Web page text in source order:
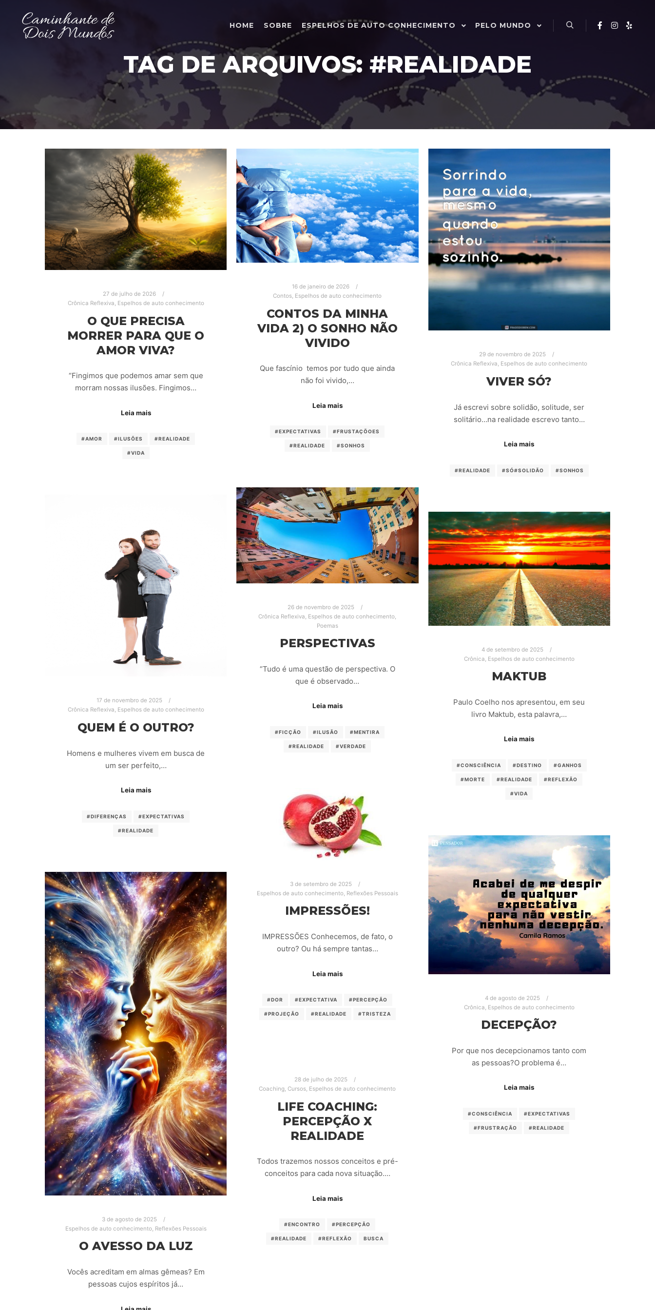
HOME SOBRE ESPELHOS DE AUTO CONHECIMENTO PELO MUNDO
TAG DE ARQUIVOS: #REALIDADE
27 de julho de 2026
Crônica Reflexiva, Espelhos de auto conhecimento
O QUE PRECISA
MORRER PARA QUE O
AMOR VIVA?
“Fingimos que podemos amar sem que
morram nossas ilusões. Fingimos…
Leia mais
#AMOR #ILUSÕES #REALIDADE
#VIDA
16 de janeiro de 2026
Contos, Espelhos de auto conhecimento
CONTOS DA MINHA
VIDA 2) O SONHO NÃO
VIVIDO
Que fascínio temos por tudo que ainda
não foi vivido,…
Leia mais
#EXPECTATIVAS #FRUSTAÇÕOES
#REALIDADE #SONHOS
29 de novembro de 2025
Crônica Reflexiva, Espelhos de auto conhecimento
VIVER SÓ?
Já escrevi sobre solidão, solitude, ser
solitário…na realidade escrevo tanto…
Leia mais
#REALIDADE #SÓ#SOLIDÃO #SONHOS
26 de novembro de 2025
Crônica Reflexiva Espelhos de auto conhecimento
Poemas
PERSPECTIVAS
“Tudo é uma questão de perspectiva. O
que é observado…
Leia mais
#FICÇÃO #ILUSÃO #MENTIRA
#REALIDADE #VERDADE
17 de novembro de 2025
Crônica Reflexiva, Espelhos de auto conhecimento
QUEM É O OUTRO?
Homens e mulheres vivem em busca de
um ser perfeito,…
Leia mais
#DIFERENÇAS #EXPECTATIVAS
#REALIDADE
4 de setembro de 2025
Crônica Espelhos de auto conhecimento
MAKTUB
Paulo Coelho nos apresentou, em seu
livro Maktub, esta palavra,…
Leia mais
#CONSCIÊNCIA #DESTINO #GANHOS
#MORTE #REALIDADE #REFLEXÃO
#VIDA
3 de setembro de 2025
Espelhos de auto conhecimento, Reflexões Pessoais
IMPRESSÕES!
IMPRESSÕES Conhecemos, de fato, o
outro? Ou há sempre tantas…
Leia mais
#DOR #EXPECTATIVA #PERCEPÇÃO
#PROJEÇÃO #REALIDADE #TRISTEZA
4 de agosto de 2025
Crônica Espelhos de auto conhecimento
DECEPÇÃO?
Por que nos decepcionamos tanto com
as pessoas?O problema é…
Leia mais
#CONSCIÊNCIA #EXPECTATIVAS
#FRUSTRAÇÃO #REALIDADE
3 de agosto de 2025
Espelhos de auto conhecimento, Reflexões Pessoais
O AVESSO DA LUZ
Vocês acreditam em almas gêmeas? Em
pessoas cujos espíritos já…
28 de julho de 2025
Coaching Cursos Espelhos de auto conhecimento
LIFE COACHING:
PERCEPÇÃO X
REALIDADE
Todos trazemos nossos conceitos e pré-
conceitos para cada nova situação.…
Leia mais
#ENCONTRO #PERCEPÇÃO
#REALIDADE #REFLEXÃO BUSCA